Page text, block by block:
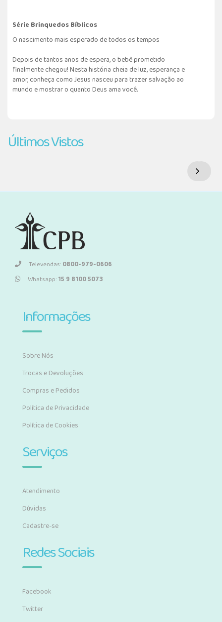
Série Brinquedos Bíblicos
O nascimento mais esperado de todos os tempos
Depois de tantos anos de espera, o bebê prometido
finalmente chegou! Nesta história cheia de luz, esperança e
amor, conheça como Jesus nasceu para trazer salvação ao
mundo e mostrar o quanto Deus ama você.
Últimos Vistos
Televendas:0800-979-0606
Whatsapp:15 9 8100 5073
Informações
Sobre Nós
Trocas e Devoluções
Compras e Pedidos
Política de Privacidade
Política de Cookies
Serviços
Atendimento
Dúvidas
Cadastre-se
Redes Sociais
Facebook
Twitter